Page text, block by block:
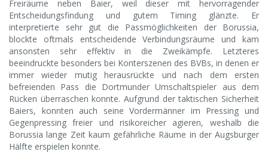
Freiräume neben Baier, weil dieser mit hervorragender
Entscheidungsfindung und gutem Timing glänzte. Er
interpretierte sehr gut die Passmöglichkeiten der Borussia,
blockte oftmals entscheidende Verbindungsräume und kam
ansonsten sehr effektiv in die Zweikämpfe. Letzteres
beeindruckte besonders bei Konterszenen des BVBs, in denen er
immer wieder mutig herausrückte und nach dem ersten
befreienden Pass die Dortmunder Umschaltspieler aus dem
Rücken überraschen konnte. Aufgrund der taktischen Sicherheit
Baiers, konnten auch seine Vordermänner im Pressing und
Gegenpressing freier und risikoreicher agieren, weshalb die
Borussia lange Zeit kaum gefährliche Räume in der Augsburger
Hälfte erspielen konnte.